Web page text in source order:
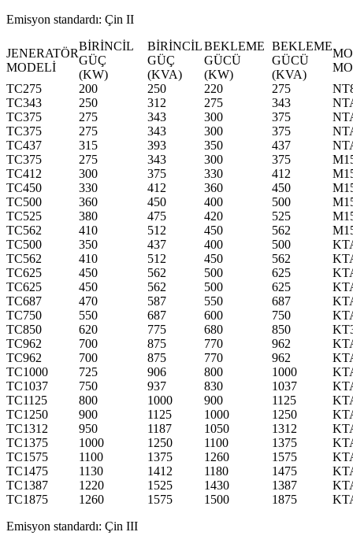
Emisyon standardı: Çin II
JENERATÖR
MODELİ
BİRİNCİL
GÜÇ
BİRİNCİL
GÜÇ
BEKLEME
GÜCÜ
BEKLEME
GÜCÜ
(KW) (KVA) (KW)
(KVA)
TC275
200 250 220 275
TC343
250 312 275 343
TC375
275 343 300 375
TC375
275 343 300 375
TC437
315 393 350 437
TC375
275 343 300 375
TC412
300 375 330 412
TC450
330 412 360 450
TC500
360 450 400 500
TC525
380 475 420 525
TC562
410 512 450 562
TC500
350 437 400 500
TC562
410 512 450 562
TC625
450 562 500 625
TC625
450 562 500 625
TC687
470 587 550 687
TC750
550 687 600 750
TC850
620 775 680 850
TC962
700 875 770 962
TC962
700 875 770 962
TC1000
725 906 800 1000
TC1037
750 937 830 1037
TC1125
800 1000 900 1125
TC1250
900 1125 1000 1250
TC1312
950 1187 1050 1312
TC1375
1000 1250 1100 1375
TC1575
1100 1375 1260 1575
TC1475
1130 1412 1180 1475
TC1387
1220 1525 1430 1387
TC1875
1260 1575 1500 1875
Emisyon standardı: Çin III